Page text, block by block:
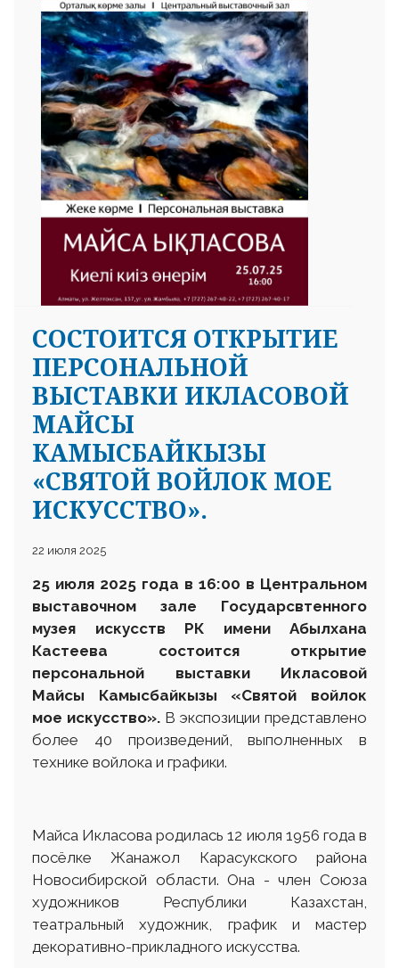
СОСТОИТСЯ ОТКРЫТИЕ
ПЕРСОНАЛЬНОЙ
ВЫСТАВКИ ИКЛАСОВОЙ
МАЙСЫ
КАМЫСБАЙКЫЗЫ
«СВЯТОЙ ВОЙЛОК МОЕ
ИСКУССТВО».
22 июля 2025
25 июля 2025 года в 16:00 в Центральном
выставочном зале Государсвтенного
музея искусств РК имени Абылхана
Кастеева состоится открытие
персональной выставки Икласовой
Майсы Камысбайкызы «Святой войлок
мое искусство». В экспозиции представлено
более 40 произведений, выполненных в
технике войлока и графики.
Майса Икласова родилась 12 июля 1956 года в
посёлке Жанажол Карасукского района
Новосибирской области. Она - член Союза
художников Республики Казахстан,
театральный художник, график и мастер
декоративно-прикладного искусства.